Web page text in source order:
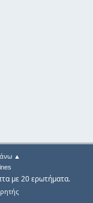
▲
με 20 ερωτήματα.